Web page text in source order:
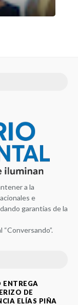
a la
e
garantías de la
ENTREGA
DE
ELÍAS PIÑA